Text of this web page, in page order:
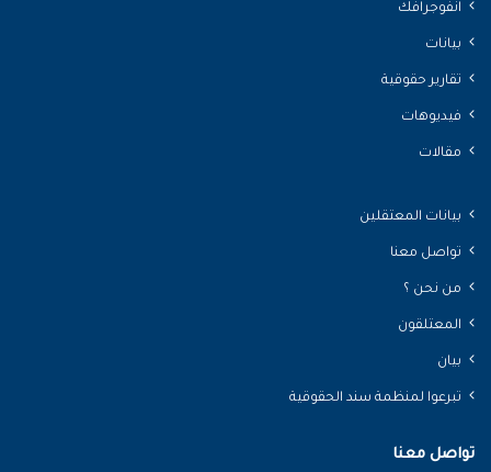
انفوجرافك
بيانات
تقارير حقوقية
فيديوهات
مقالات
بيانات المعتقلين
تواصل معنا
من نحن ؟
المعتلقون
بيان
تبرعوا لمنظمة سند الحقوقية
تواصل معنا